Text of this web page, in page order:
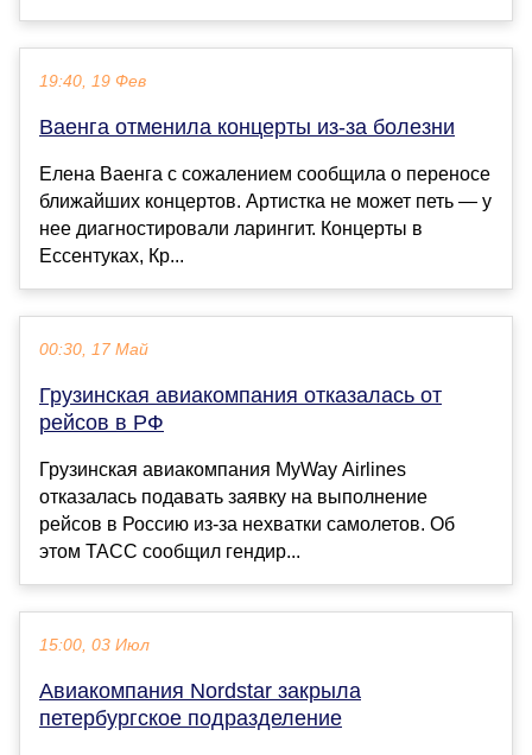
19:40, 19 Фев
Ваенга отменила концерты из-за болезни
Елена Ваенга с сожалением сообщила о переносе
ближайших концертов. Артистка не может петь — у
нее диагностировали ларингит. Концерты в
Ессентуках, Кр...
00:30, 17 Май
Грузинская авиакомпания отказалась от
рейсов в РФ
Грузинская авиакомпания MyWay Airlines
отказалась подавать заявку на выполнение
рейсов в Россию из-за нехватки самолетов. Об
этом ТАСС сообщил гендир...
15:00, 03 Июл
Авиакомпания Nordstar закрыла
петербургское подразделение